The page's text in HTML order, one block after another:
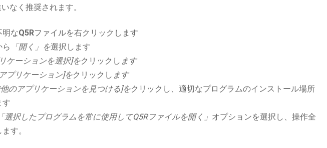
なく推奨されます。
明なQ5Rファイルを右クリックします
ら
「開く」を選択します
ケーションを選択]をクリックし ます
プリケーション]をクリックし ます
のアプリケーションを見つける]をクリックし、適切なプログラムのインストール場所
す
「選択したプログラムを常に使用してQ5Rファイルを開く」 オプションを選択し、操作全
す。